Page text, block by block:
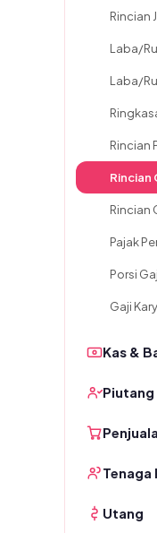
Rincian
Laba/
Laba/
Rincian
Rincian
Rincian
Pajak
Porsi
Gaji
Kas &
Piutang
Tenaga
Utang